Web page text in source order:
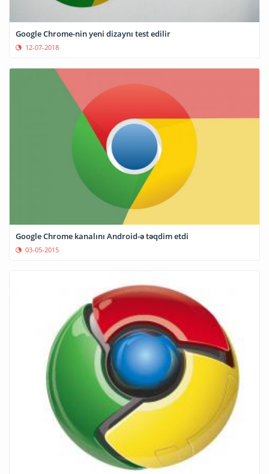
Google Chrome-nin yeni dizaynı test edilir
12-07-2018
Google Chrome kanalını Android-ə təqdim etdi
03-05-2015